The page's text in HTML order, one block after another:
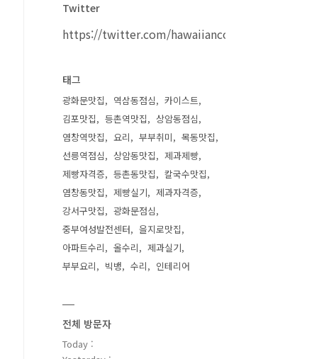
Twitter
https://twitter.com/hawaiiancouple
태그
광화문맛집 역삼동점심
카이스트
김포맛집
등촌역맛집
상암동점심
염창역맛집
요리 부부취미
목동맛집
선릉역점심
상암동맛집
제과제빵
제빵자격증
등촌동맛집
칼국수맛집
염창동맛집
제빵실기
제과자격증
강서구맛집
광화문점심
중부여성발전센터
을지로맛집
아파트수리
올수리
제과실기
부부요리
빅뱅 수리 인테리어
전체 방문자
Today :